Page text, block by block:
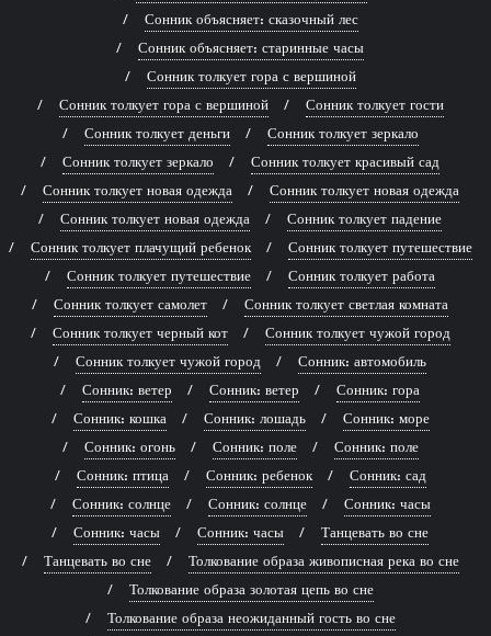
Сонник объясняет: сказочный лес
Сонник объясняет: старинные часы
Сонник толкует гора с вершиной
Сонник толкует гора с вершиной
Сонник толкует гости
Сонник толкует деньги
Сонник толкует зеркало
Сонник толкует зеркало
Сонник толкует красивый сад
Сонник толкует новая одежда
Сонник толкует новая одежда
Сонник толкует новая одежда
Сонник толкует падение
Сонник толкует плачущий ребенок
Сонник толкует путешествие
Сонник толкует путешествие
Сонник толкует работа
Сонник толкует самолет
Сонник толкует светлая комната
Сонник толкует черный кот
Сонник толкует чужой город
Сонник толкует чужой город
Сонник: автомобиль
Сонник: ветер
Сонник: ветер
Сонник: гора
Сонник: кошка
Сонник: лошадь
Сонник: море
Сонник: огонь
Сонник: поле
Сонник: поле
Сонник: птица
Сонник: ребенок
Сонник: сад
Сонник: солнце
Сонник: солнце
Сонник: часы
Сонник: часы
Сонник: часы
Танцевать во сне
Танцевать во сне
Толкование образа живописная река во сне
Толкование образа золотая цепь во сне
Толкование образа неожиданный гость во сне